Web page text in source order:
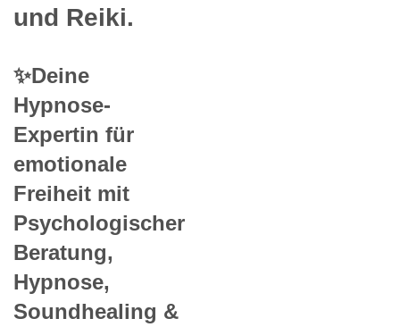
und Reiki.
✨Deine
Hypnose-
Expertin für
emotionale
Freiheit mit
Psychologischer
Beratung,
Hypnose,
Soundhealing &